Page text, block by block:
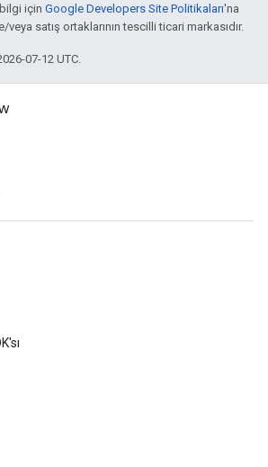
bilgi için Google Developers Site Politikaları'na
veya satış ortaklarının tescilli ticari markasıdır.
07-12 UTC.